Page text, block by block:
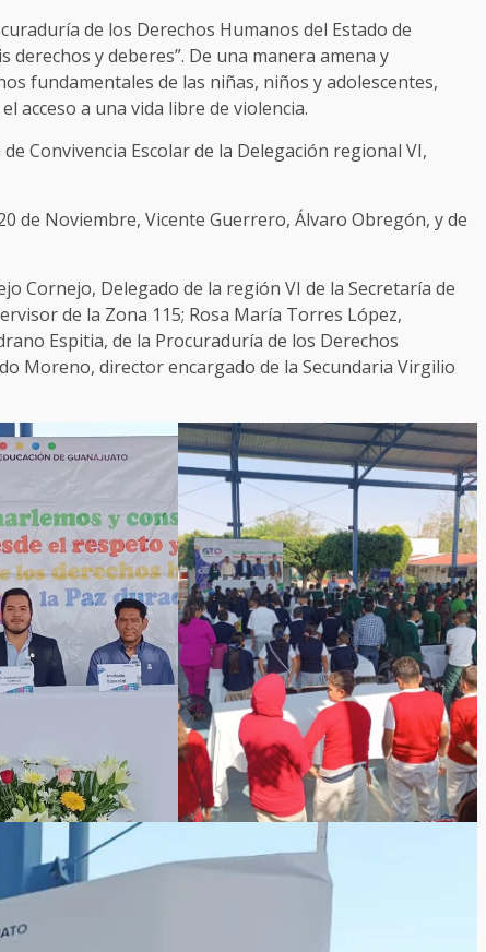
de los Derechos Humanos del Estado de
y deberes”. De una manera amena y
fundamentales de las niñas, niños y adolescentes,
acceso a una vida libre de violencia.
Convivencia Escolar de la Delegación regional VI,
de Noviembre, Vicente Guerrero, Álvaro Obregón, y de
Cornejo, Delegado de la región VI de la Secretaría de
de la Zona 115; Rosa María Torres López,
Espitia, de la Procuraduría de los Derechos
Moreno, director encargado de la Secundaria Virgilio